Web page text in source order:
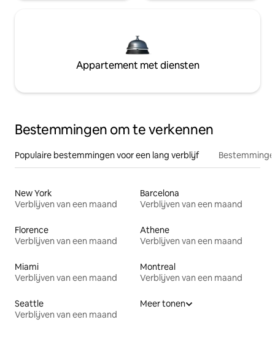
Appartement met diensten
Bestemmingen om te verkennen
Populaire bestemmingen voor een lang verblijf
New York
Verblijven van een maand
Barcelona
Verblijven van een maand
Florence
Verblijven van een maand
Athene
Verblijven van een maand
Miami
Verblijven van een maand
Montreal
Verblijven van een maand
Seattle
Verblijven van een maand
Meer tonen